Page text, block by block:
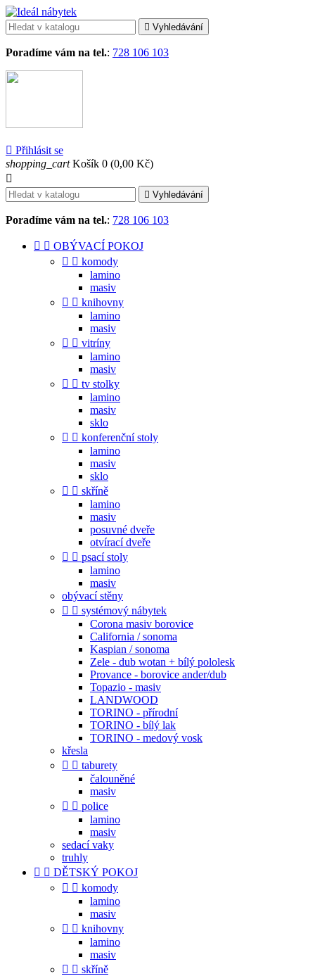
 Vyhledávání
Poradíme vám na tel.: 728 106 103
 Přihlásit se
shopping_cart Košík 0 (0,00 Kč)

 Vyhledávání
Poradíme vám na tel.: 728 106 103
  OBÝVACÍ POKOJ
  komody
lamino
masiv
  knihovny
lamino
masiv
  vitríny
lamino
masiv
  tv stolky
lamino
masiv
sklo
  konferenční stoly
lamino
masiv
sklo
  skříně
lamino
masiv
posuvné dveře
otvírací dveře
  psací stoly
lamino
masiv
obývací stěny
  systémový nábytek
Corona masiv borovice
California / sonoma
Kaspian / sonoma
Zele - dub wotan + bílý pololesk
Provance - borovice ander/dub
Topazio - masiv
LANDWOOD
TORINO - přírodní
TORINO - bílý lak
TORINO - medový vosk
křesla
  taburety
čalouněné
masiv
  police
lamino
masiv
sedací vaky
truhly
  DĚTSKÝ POKOJ
  komody
lamino
masiv
  knihovny
lamino
masiv
  skříně